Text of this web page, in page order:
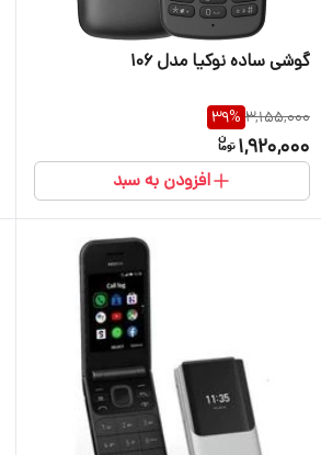
گوشی ساده نوکیا مدل ۱۰۶
3,155,000
39%
1,920,000
افزودن به سبد